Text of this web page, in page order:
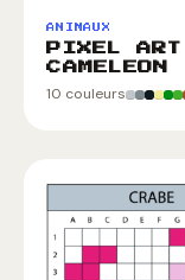
ANIMAUX
PIXEL
CAMELEON
10 couleurs